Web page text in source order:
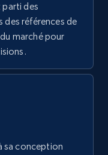
des
des références de
marché pour
sa conception